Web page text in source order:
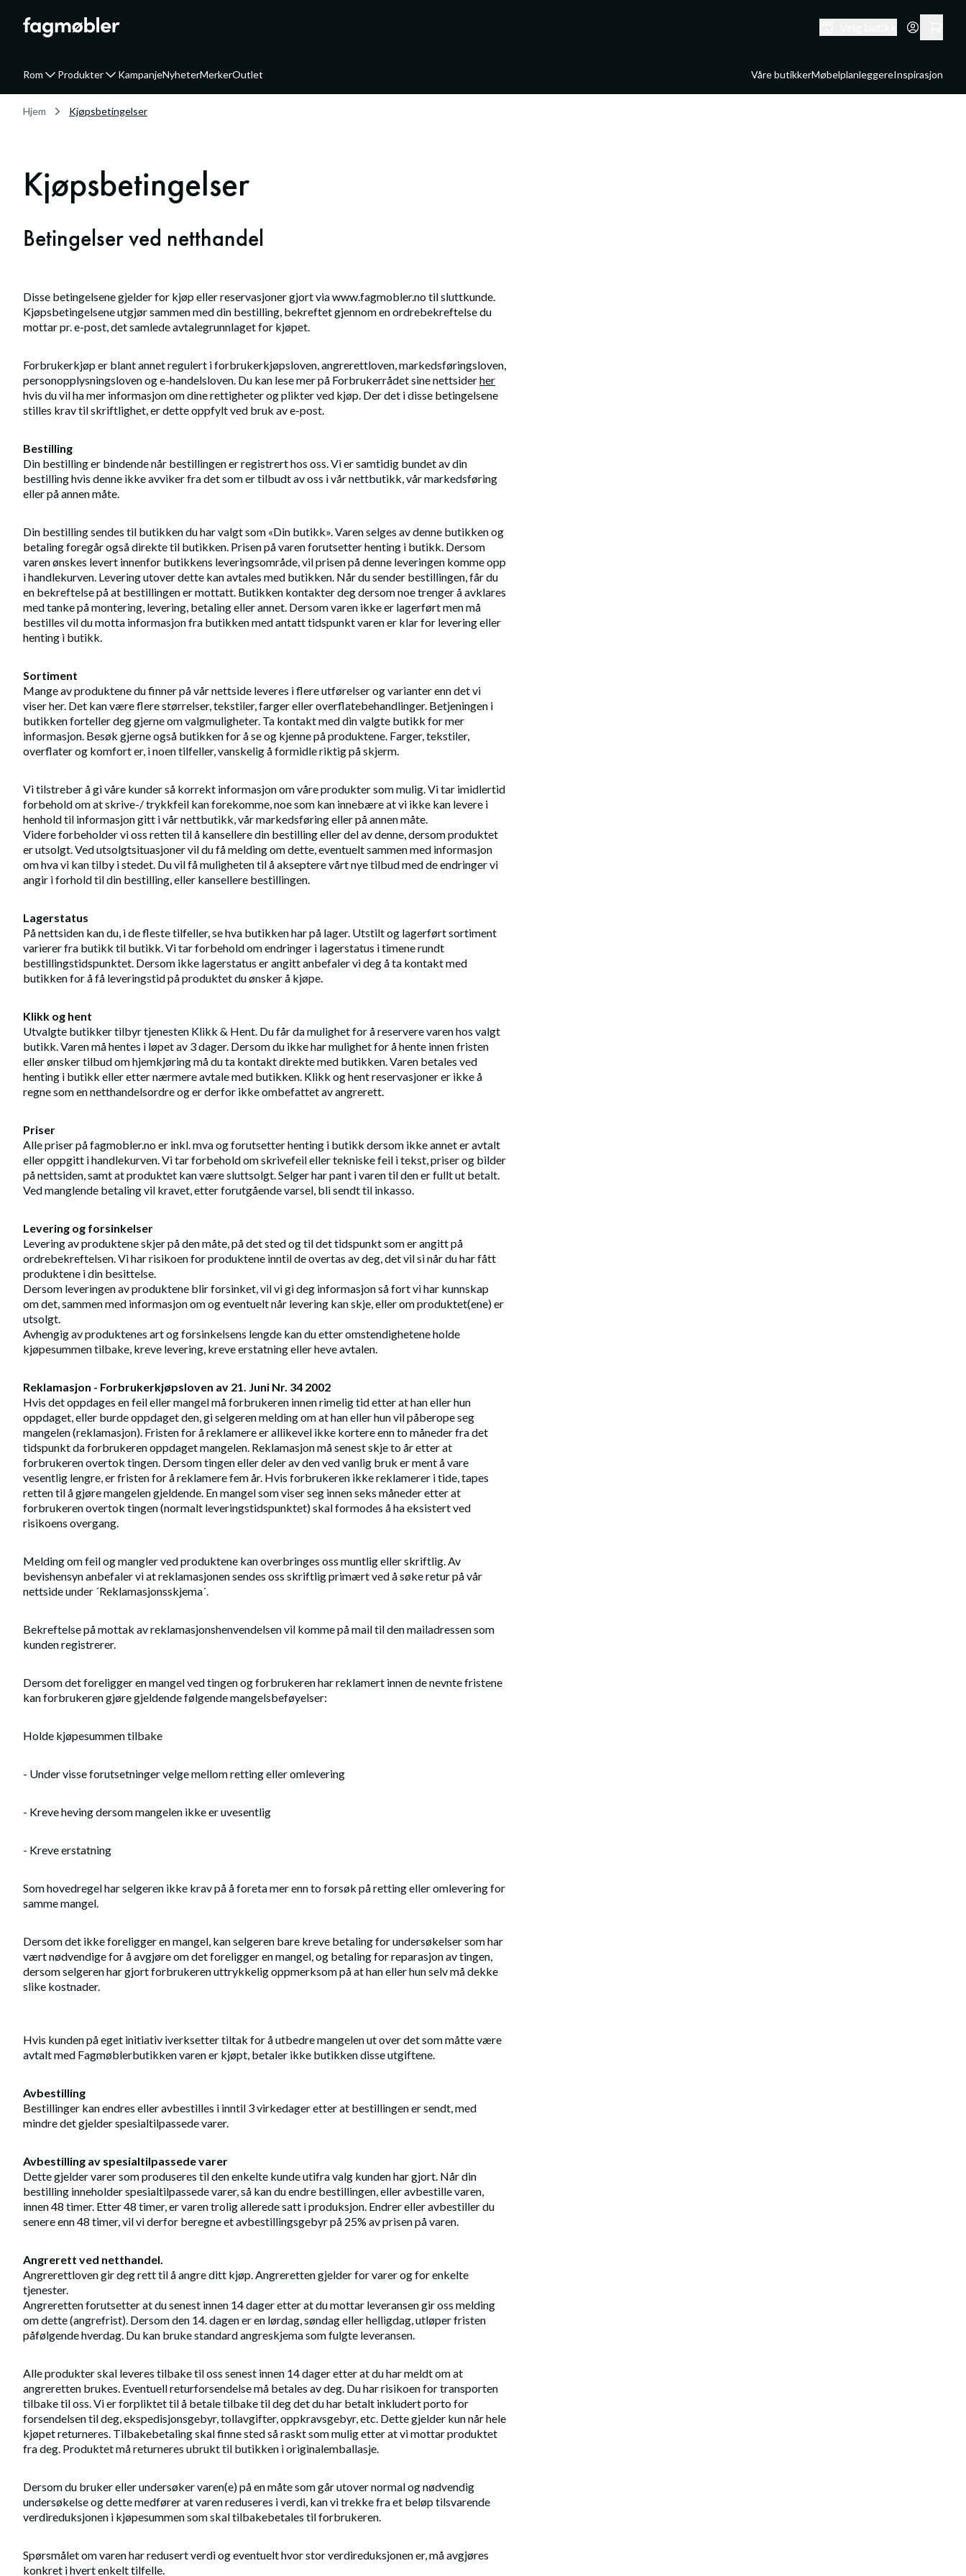
Rom Produkter KampanjeNyheterMerkerOutlet Våre butikkerMøbelplanleggereInspirasjon
Hjem Kjøpsbetingelser
Kjøpsbetingelser
Betingelser ved netthandel
Disse betingelsene gjelder for kjøp eller reservasjoner gjort via www.fagmobler.no til sluttkunde.
Kjøpsbetingelsene utgjør sammen med din bestilling, bekreftet gjennom en ordrebekreftelse du
mottar pr. e-post, det samlede avtalegrunnlaget for kjøpet.
Forbrukerkjøp er blant annet regulert i forbrukerkjøpsloven, angrerettloven, markedsføringsloven,
personopplysningsloven og e-handelsloven. Du kan lese mer på Forbrukerrådet sine nettsiderher
hvis du vil ha mer informasjon om dine rettigheter og plikter ved kjøp. Der det i disse betingelsene
stilles krav til skriftlighet, er dette oppfylt ved bruk av e-post.
Bestilling
Din bestilling er bindende når bestillingen er registrert hos oss. Vi er samtidig bundet av din
bestilling hvis denne ikke avviker fra det som er tilbudt av oss i vår nettbutikk, vår markedsføring
eller på annen måte.
Din bestilling sendes til butikken du har valgt som «Din butikk». Varen selges av denne butikken og
betaling foregår også direkte til butikken. Prisen på varen forutsetter henting i butikk. Dersom
varen ønskes levert innenfor butikkens leveringsområde, vil prisen på denne leveringen komme opp
i handlekurven. Levering utover dette kan avtales med butikken. Når du sender bestillingen, får du
en bekreftelse på at bestillingen er mottatt. Butikken kontakter deg dersom noe trenger å avklares
med tanke på montering, levering, betaling eller annet. Dersom varen ikke er lagerført men må
bestilles vil du motta informasjon fra butikken med antatt tidspunkt varen er klar for levering eller
henting i butikk.
Sortiment
Mange av produktene du finner på vår nettside leveres i flere utførelser og varianter enn det vi
viser her. Det kan være flere størrelser, tekstiler, farger eller overflatebehandlinger. Betjeningen i
butikken forteller deg gjerne om valgmuligheter. Ta kontakt med din valgte butikk for mer
informasjon. Besøk gjerne også butikken for å se og kjenne på produktene. Farger, tekstiler,
overflater og komfort er, i noen tilfeller, vanskelig å formidle riktig på skjerm.
Vi tilstreber å gi våre kunder så korrekt informasjon om våre produkter som mulig. Vi tar imidlertid
forbehold om at skrive-/ trykkfeil kan forekomme, noe som kan innebære at vi ikke kan levere i
henhold til informasjon gitt i vår nettbutikk, vår markedsføring eller på annen måte.
Videre forbeholder vi oss retten til å kansellere din bestilling eller del av denne, dersom produktet
er utsolgt. Ved utsolgtsituasjoner vil du få melding om dette, eventuelt sammen med informasjon
om hva vi kan tilby i stedet. Du vil få muligheten til å akseptere vårt nye tilbud med de endringer vi
angir i forhold til din bestilling, eller kansellere bestillingen.
Lagerstatus
På nettsiden kan du, i de fleste tilfeller, se hva butikken har på lager. Utstilt og lagerført sortiment
varierer fra butikk til butikk. Vi tar forbehold om endringer i lagerstatus i timene rundt
bestillingstidspunktet. Dersom ikke lagerstatus er angitt anbefaler vi deg å ta kontakt med
butikken for å få leveringstid på produktet du ønsker å kjøpe.
Klikk og hent
Utvalgte butikker tilbyr tjenesten Klikk & Hent. Du får da mulighet for å reservere varen hos valgt
butikk. Varen må hentes i løpet av 3 dager. Dersom du ikke har mulighet for å hente innen fristen
eller ønsker tilbud om hjemkjøring må du ta kontakt direkte med butikken. Varen betales ved
henting i butikk eller etter nærmere avtale med butikken. Klikk og hent reservasjoner er ikke å
regne som en netthandelsordre og er derfor ikke ombefattet av angrerett.
Priser
Alle priser på fagmobler.no er inkl. mva og forutsetter henting i butikk dersom ikke annet er avtalt
eller oppgitt i handlekurven. Vi tar forbehold om skrivefeil eller tekniske feil i tekst, priser og bilder
på nettsiden, samt at produktet kan være sluttsolgt. Selger har pant i varen til den er fullt ut betalt.
Ved manglende betaling vil kravet, etter forutgående varsel, bli sendt til inkasso.
Levering og forsinkelser
Levering av produktene skjer på den måte, på det sted og til det tidspunkt som er angitt på
ordrebekreftelsen. Vi har risikoen for produktene inntil de overtas av deg, det vil si når du har fått
produktene i din besittelse.
Dersom leveringen av produktene blir forsinket, vil vi gi deg informasjon så fort vi har kunnskap
om det, sammen med informasjon om og eventuelt når levering kan skje, eller om produktet(ene) er
utsolgt.
Avhengig av produktenes art og forsinkelsens lengde kan du etter omstendighetene holde
kjøpesummen tilbake, kreve levering, kreve erstatning eller heve avtalen.
Reklamasjon - Forbrukerkjøpsloven av 21. Juni Nr. 34 2002
Hvis det oppdages en feil eller mangel må forbrukeren innen rimelig tid etter at han eller hun
oppdaget, eller burde oppdaget den, gi selgeren melding om at han eller hun vil påberope seg
mangelen (reklamasjon). Fristen for å reklamere er allikevel ikke kortere enn to måneder fra det
tidspunkt da forbrukeren oppdaget mangelen. Reklamasjon må senest skje to år etter at
forbrukeren overtok tingen. Dersom tingen eller deler av den ved vanlig bruk er ment å vare
vesentlig lengre, er fristen for å reklamere fem år. Hvis forbrukeren ikke reklamerer i tide, tapes
retten til å gjøre mangelen gjeldende. En mangel som viser seg innen seks måneder etter at
forbrukeren overtok tingen (normalt leveringstidspunktet) skal formodes å ha eksistert ved
risikoens overgang.
Melding om feil og mangler ved produktene kan overbringes oss muntlig eller skriftlig. Av
bevishensyn anbefaler vi at reklamasjonen sendes oss skriftlig primært ved å søke retur på vår
nettside under ´Reklamasjonsskjema´.
Bekreftelse på mottak av reklamasjonshenvendelsen vil komme på mail til den mailadressen som
kunden registrerer.
Dersom det foreligger en mangel ved tingen og forbrukeren har reklamert innen de nevnte fristene
kan forbrukeren gjøre gjeldende følgende mangelsbeføyelser:
Holde kjøpesummen tilbake
- Under visse forutsetninger velge mellom retting eller omlevering
- Kreve heving dersom mangelen ikke er uvesentlig
- Kreve erstatning
Som hovedregel har selgeren ikke krav på å foreta mer enn to forsøk på retting eller omlevering for
samme mangel.
Dersom det ikke foreligger en mangel, kan selgeren bare kreve betaling for undersøkelser som har
vært nødvendige for å avgjøre om det foreligger en mangel, og betaling for reparasjon av tingen,
dersom selgeren har gjort forbrukeren uttrykkelig oppmerksom på at han eller hun selv må dekke
slike kostnader.
Hvis kunden på eget initiativ iverksetter tiltak for å utbedre mangelen ut over det som måtte være
avtalt med Fagmøblerbutikken varen er kjøpt, betaler ikke butikken disse utgiftene.
Avbestilling
Bestillinger kan endres eller avbestilles i inntil 3 virkedager etter at bestillingen er sendt, med
mindre det gjelder spesialtilpassede varer.
Avbestilling av spesialtilpassede varer
Dette gjelder varer som produseres til den enkelte kunde utifra valg kunden har gjort. Når din
bestilling inneholder spesialtilpassede varer, så kan du endre bestillingen, eller avbestille varen,
innen 48 timer. Etter 48 timer, er varen trolig allerede satt i produksjon. Endrer eller avbestiller du
senere enn 48 timer, vil vi derfor beregne et avbestillingsgebyr på 25% av prisen på varen.
Angrerett ved netthandel.
Angrerettloven gir deg rett til å angre ditt kjøp. Angreretten gjelder for varer og for enkelte
tjenester.
Angreretten forutsetter at du senest innen 14 dager etter at du mottar leveransen gir oss melding
om dette (angrefrist). Dersom den 14. dagen er en lørdag, søndag eller helligdag, utløper fristen
påfølgende hverdag. Du kan bruke standard angreskjema som fulgte leveransen.
Alle produkter skal leveres tilbake til oss senest innen 14 dager etter at du har meldt om at
angreretten brukes. Eventuell returforsendelse må betales av deg. Du har risikoen for transporten
tilbake til oss. Vi er forpliktet til å betale tilbake til deg det du har betalt inkludert porto for
forsendelsen til deg, ekspedisjonsgebyr, tollavgifter, oppkravsgebyr, etc. Dette gjelder kun når hele
kjøpet returneres. Tilbakebetaling skal finne sted så raskt som mulig etter at vi mottar produktet
fra deg. Produktet må returneres ubrukt til butikken i originalemballasje.
Dersom du bruker eller undersøker varen(e) på en måte som går utover normal og nødvendig
undersøkelse og dette medfører at varen reduseres i verdi, kan vi trekke fra et beløp tilsvarende
verdireduksjonen i kjøpesummen som skal tilbakebetales til forbrukeren.
Spørsmålet om varen har redusert verdi og eventuelt hvor stor verdireduksjonen er, må avgjøres
konkret i hvert enkelt tilfelle.